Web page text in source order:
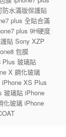
防水滿版保護貼
plus 全貼合滿
plus 9H硬度
貼 Sony XZP
包膜
Plus 玻璃貼
X 鋼化玻璃
XS Plus
玻璃貼 iPhone
化玻璃 iPhone